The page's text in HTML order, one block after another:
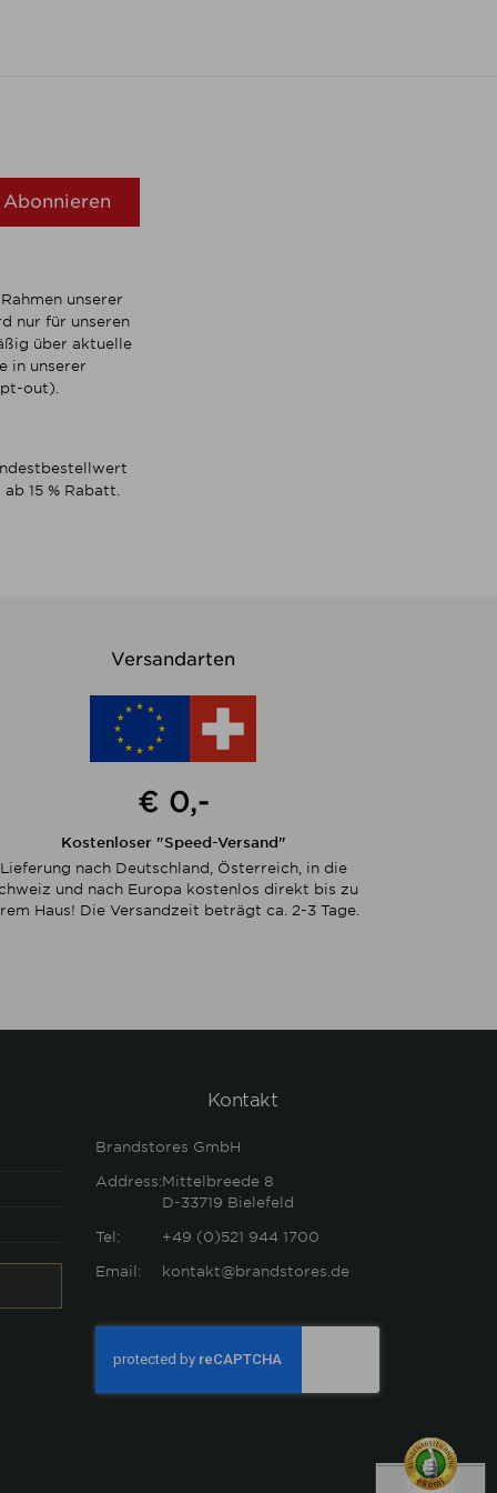
Abonnieren
unserer
nur für unseren
über aktuelle
in unserer
out).
15 % Rabatt.
Versandarten
€ 0,-
Kostenloser "Speed-Versand"
Lieferung nach Deutschland, Österreich, in die
und nach Europa kostenlos direkt bis zu
Haus! Die Versandzeit beträgt ca. 2-3 Tage.
Kontakt
Brandstores GmbH
Address:Mittelbreede 8
D-33719 Bielefeld
Tel: +49 (0)521 944 1700
Email: kontakt@brandstores.de